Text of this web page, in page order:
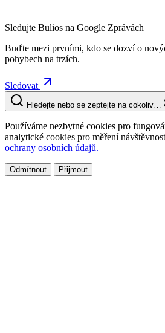
Sledujte Bulios na Google Zprávách
Buďte mezi prvními, kdo se dozví o
pohybech na trzích.
Sledovat
Hledejte nebo se zeptejte na cokoliv…
Používáme nezbytné cookies pro
analytické cookies pro měření
ochrany osobních údajů.
Odmítnout Přijmout